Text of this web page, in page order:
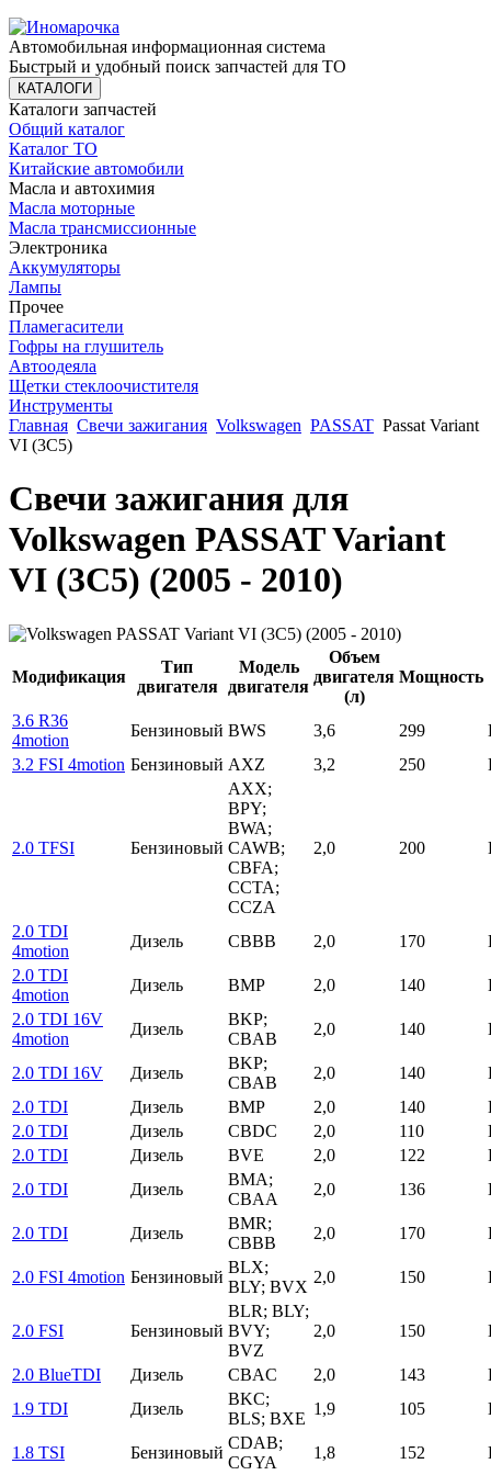
Автомобильная информационная система
Быстрый и удобный поиск запчастей для ТО
КАТАЛОГИ
Каталоги запчастей
Общий каталог
Каталог ТО
Китайские автомобили
Масла и автохимия
Масла моторные
Масла трансмиссионные
Электроника
Аккумуляторы
Лампы
Прочее
Пламегасители
Гофры на глушитель
Автоодеяла
Щетки стеклоочистителя
Инструменты
Главная Свечи зажигания Volkswagen PASSAT Passat Variant
VI (3C5)
Свечи зажигания для
Volkswagen PASSAT Variant
VI (3C5) (2005 - 2010)
Модификация
Тип
двигателя
Модель
двигателя
Объем
двигателя
(л)
Мощность
3.6 R36
4motion
Бензиновый BWS 3,6 299
3.2 FSI 4motion Бензиновый AXZ 3,2 250
2.0 TFSI Бензиновый
AXX;
BPY;
BWA;
CAWB;
CBFA;
CCTA;
CCZA
2,0 200
2.0 TDI
4motion
Дизель CBBB 2,0 170
2.0 TDI
4motion
Дизель BMP 2,0 140
2.0 TDI 16V
4motion
Дизель
BKP;
CBAB
2,0 140
2.0 TDI 16V Дизель
BKP;
CBAB
2,0 140
2.0 TDI
Дизель BMP 2,0 140
2.0 TDI
Дизель CBDC 2,0 110
2.0 TDI
Дизель BVE 2,0 122
2.0 TDI
Дизель
BMA;
CBAA
2,0 136
2.0 TDI Дизель
BMR;
CBBB
2,0 170
2.0 FSI 4motion Бензиновый
BLX;
BLY; BVX
2,0 150
2.0 FSI Бензиновый
BLR; BLY;
BVY;
BVZ
2,0 150
2.0 BlueTDI Дизель CBAC 2,0 143
1.9 TDI
Дизель
BKC;
BLS; BXE
1,9 105
1.8 TSI Бензиновый
CDAB;
CGYA
1,8 152